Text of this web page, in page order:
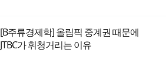
[B주류경제학] 올림픽 중계권 때문에
JTBC가 휘청거리는 이유